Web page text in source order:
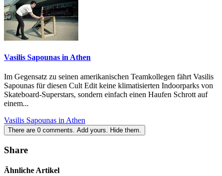
Vasilis Sapounas in Athen
Im Gegensatz zu seinen amerikanischen Teamkollegen fährt Vasilis
Sapounas für diesen Cult Edit keine klimatisierten Indoorparks von
Skateboard-Superstars, sondern einfach einen Haufen Schrott auf
einem...
Vasilis Sapounas in Athen
There are 0 comments. Add yours. Hide them.
Share
Ähnliche Artikel